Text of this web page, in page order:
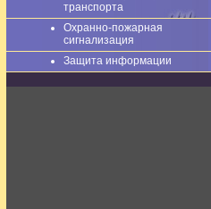
транспорта
Охранно-пожарная
сигнализация
Защита информации